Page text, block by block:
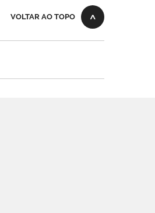
VOLTAR AO TOPO